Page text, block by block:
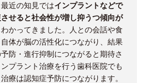
近の知見ではインプラントなどで
せると社会性が増し抑うつ傾向が
わかってきました。人との会話や食
体が脳の活性化につながり、結果
防・進行抑制につながると期待さ
プラント治療を行う歯科医院でも
治療は認知症予防につながります。